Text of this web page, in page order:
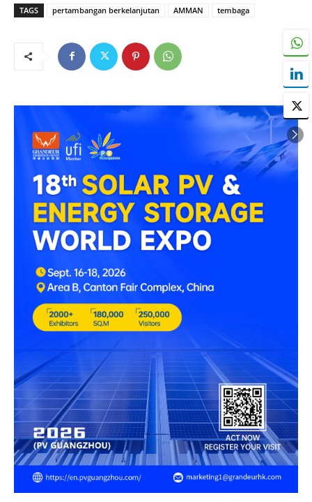
TAGS pertambangan berkelanjutan AMMAN tembaga